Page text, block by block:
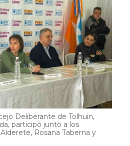
Deliberante de Tolhuin,
participó junto a los
Rosana Taberna y